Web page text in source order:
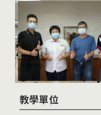
教學單位